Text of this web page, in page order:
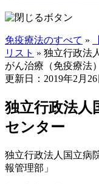
免疫療法のすべて »
リスト » 独立行政法
がん治療（免疫療法
更新日：2019年2月26
独立行政法人
センター
独立行政法人国立病
報管理部」